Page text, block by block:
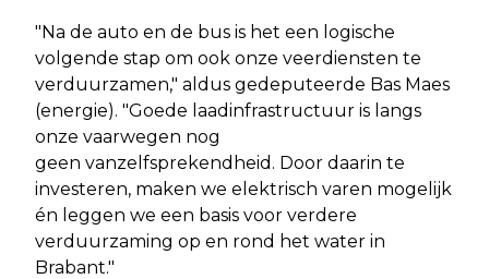
"Na de auto en de bus is het een logische
volgende stap om ook onze veerdiensten te
verduurzamen," aldus gedeputeerde Bas Maes
(energie). "Goede laadinfrastructuur is langs
onze vaarwegen nog
geen vanzelfsprekendheid. Door daarin te
investeren, maken we elektrisch varen mogelijk
én leggen we een basis voor verdere
verduurzaming op en rond het water in
Brabant."